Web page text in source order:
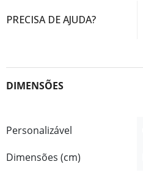
PRECISA DE AJUDA?
DIMENSÕES
Personalizável
Dimensões (cm)